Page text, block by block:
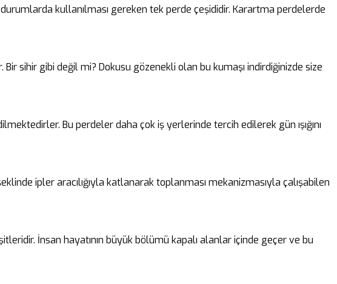
kullanılması gereken tek perde çeşididir. Karartma perdelerde
sihir gibi değil mi? Dokusu gözenekli olan bu kumaşı indirdiğinizde size
Bu perdeler daha çok iş yerlerinde tercih edilerek gün ışığını
ipler aracılığıyla katlanarak toplanması mekanizmasıyla çalışabilen
İnsan hayatının büyük bölümü kapalı alanlar içinde geçer ve bu